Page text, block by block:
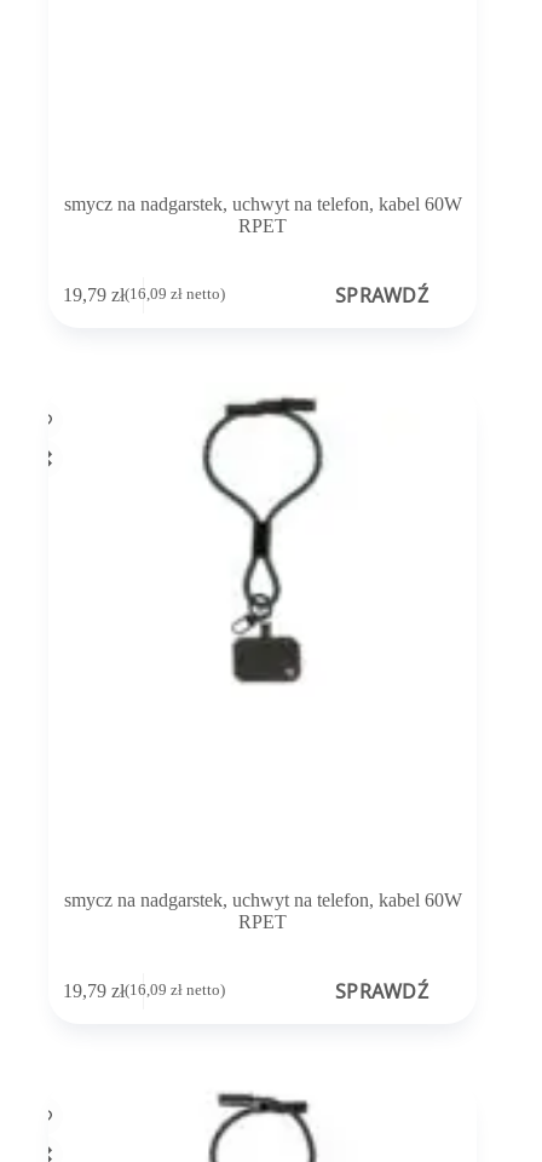
smycz na nadgarstek, uchwyt na telefon, kabel 60W
RPET
19,79 zł(16,09 złnetto) SPRAWDŹ
smycz na nadgarstek, uchwyt na telefon, kabel 60W
RPET
19,79 zł(16,09 złnetto) SPRAWDŹ